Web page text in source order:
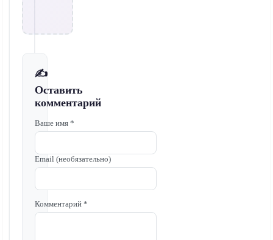
✍️
Оставить
комментарий
Ваше имя *
Email (необязательно)
Комментарий *